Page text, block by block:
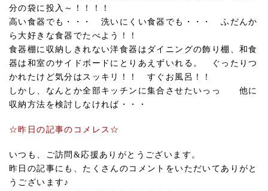
分の袋に投入～！！！！
高い食器でも・・・ 洗いにくい食器でも・・・ ふだんか
ら大好きな食器でたべよう！！
食器棚に収納しきれない洋食器はダイニングの飾り棚、和食
器は和室のサイドボードにとりあえずいれる。 ぐったりつ
かれたけど気分はスッキリ！！ すぐお風呂！！
しかし、なんとか全部キッチンに集合させたいっっ 他に
収納方法を検討しなければ・・・
☆昨日の記事のコメレス☆
いつも、ご訪問&応援ありがとうございます。
昨日の記事にも、たくさんのコメントをいただいてありがと
うございます♪